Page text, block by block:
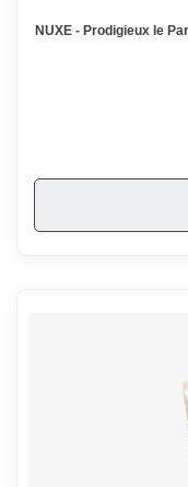
NUXE - Prodigieux le Parfum Spray